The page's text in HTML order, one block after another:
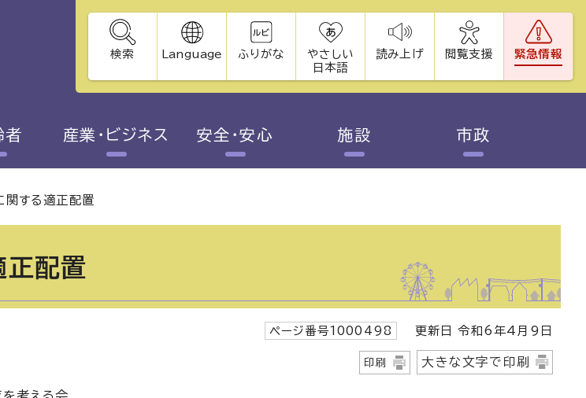
検索 Language ふりがな
やさしい
日本語
読み上げ 閲覧支援 緊急情報
者 産業・ビジネス 安全・安心 施設 市政
関する適正配置
正配置
ページ番号1000498 更新日 令和6年4月9日
印刷 大きな文字で印刷
考える会